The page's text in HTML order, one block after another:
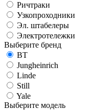
Ричтраки
Узкопроходники
Эл. штабелеры
Электротележки
Выберите бренд
BT
Jungheinrich
Linde
Still
Yale
Выберите модель